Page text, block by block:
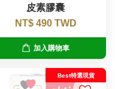
皮素膠囊
NT$ 490 TWD
加入購物車
Best特選現貨